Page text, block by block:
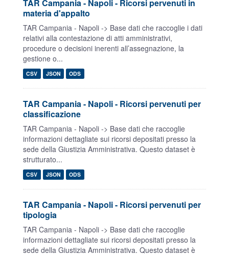
TAR Campania - Napoli - Ricorsi pervenuti in
materia d'appalto
TAR Campania - Napoli -> Base dati che raccoglie i dati
relativi alla contestazione di atti amministrativi,
procedure o decisioni inerenti all’assegnazione, la
gestione o...
CSV JSON ODS
TAR Campania - Napoli - Ricorsi pervenuti per
classificazione
TAR Campania - Napoli -> Base dati che raccoglie
informazioni dettagliate sui ricorsi depositati presso la
sede della Giustizia Amministrativa. Questo dataset è
strutturato...
CSV JSON ODS
TAR Campania - Napoli - Ricorsi pervenuti per
tipologia
TAR Campania - Napoli -> Base dati che raccoglie
informazioni dettagliate sui ricorsi depositati presso la
sede della Giustizia Amministrativa. Questo dataset è